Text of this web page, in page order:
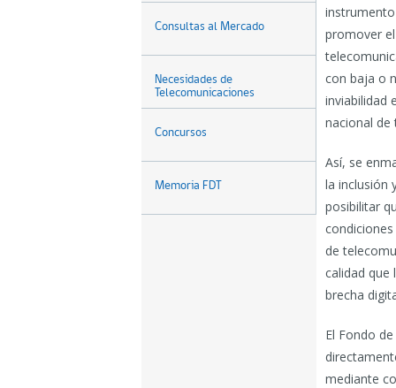
Consultas al Mercado
Necesidades de
Telecomunicaciones
Concursos
Memoria FDT
promover
con baja o
inviabilidad
nacional de
Así, se
la inclusión
posibilitar
de
calidad que
brecha
El Fondo
mediante